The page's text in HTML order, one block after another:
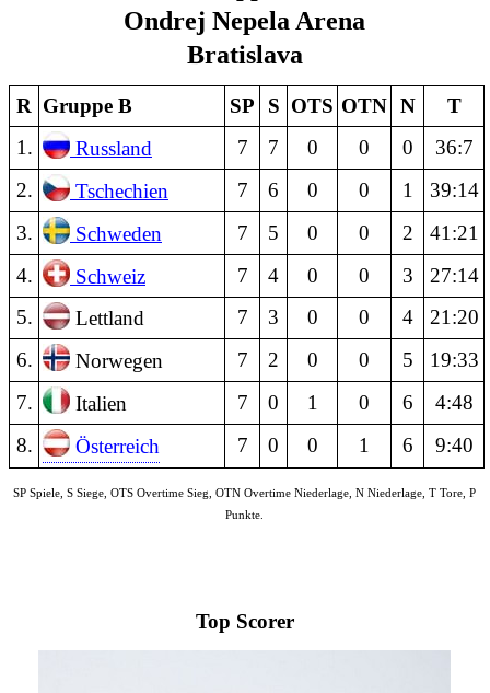
Ondrej Nepela Arena
Bratislava
R Gruppe B SP S OTS OTN N
T
1.
Russland 7 7 0 0 0 36:7
2.
Tschechien 7 6 0 0 1 39:14
3. Schweden 7 5 0 0 2 41:21
4.
Schweiz 7 4 0 0 3 27:14
5.
Lettland 7 3 0 0 4
21:20
6.
Norwegen 7 2 0 0 5
19:33
7.
Italien 7 0 1 0 6
4:48
8.
Österreich 7 0 0 1 6 9:40
SP Spiele, S Siege, OTS Overtime Sieg, OTN Overtime Niederlage, N Niederlage, T Tore, P
Punkte.
Top Scorer